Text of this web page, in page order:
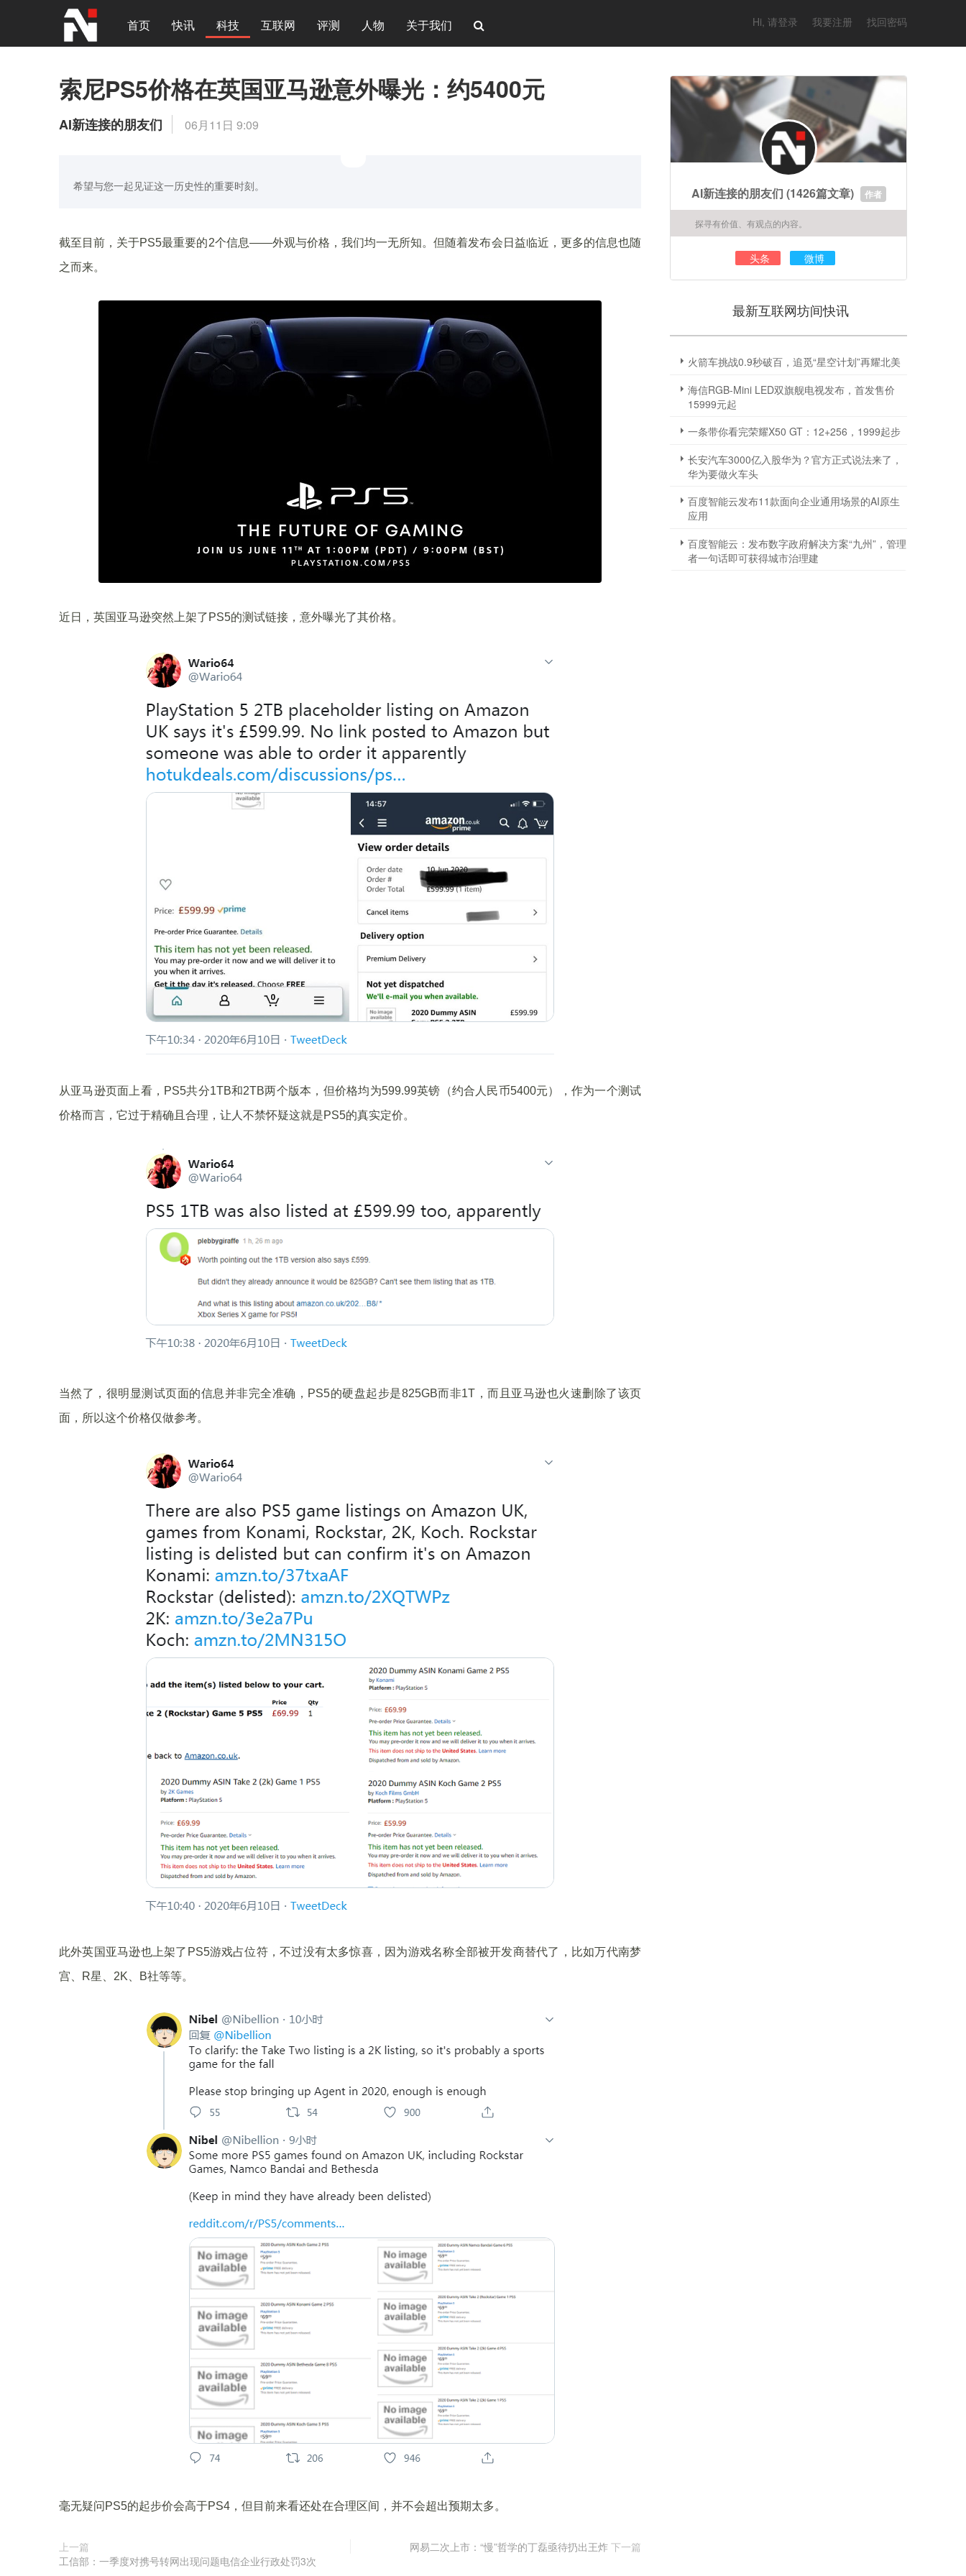
首页 快讯 科技 互联网 评测 人物 关于我们 Hi, 请登录 我要注册 找回密码
索尼PS5价格在英国亚马逊意外曝光：约5400元
AI新连接的朋友们 06月11日 9:09
希望与您一起见证这一历史性的重要时刻。
截至目前，关于PS5最重要的2个信息——外观与价格，我们均一无所知。但随着发布会日益临近，更多的信息也随
之而来。
近日，英国亚马逊突然上架了PS5的测试链接，意外曝光了其价格。
从亚马逊页面上看，PS5共分1TB和2TB两个版本，但价格均为599.99英镑（约合人民币5400元），作为一个测试
价格而言，它过于精确且合理，让人不禁怀疑这就是PS5的真实定价。
当然了，很明显测试页面的信息并非完全准确，PS5的硬盘起步是825GB而非1T，而且亚马逊也火速删除了该页
面，所以这个价格仅做参考。
此外英国亚马逊也上架了PS5游戏占位符，不过没有太多惊喜，因为游戏名称全部被开发商替代了，比如万代南梦
宫、R星、2K、B社等等。
毫无疑问PS5的起步价会高于PS4，但目前来看还处在合理区间，并不会超出预期太多。
上一篇
工信部：一季度对携号转网出现问题电信企业行政处罚3次
网易二次上市：“慢”哲学的丁磊亟待扔出王炸 下一篇
AI新连接的朋友们 (1426篇文章) 作者
探寻有价值、有观点的内容。
头条 微博
最新互联网坊间快讯
火箭车挑战0.9秒破百，追觅“星空计划”再耀北美
海信RGB-Mini LED双旗舰电视发布，首发售价
15999元起
一条带你看完荣耀X50 GT：12+256，1999起步
长安汽车3000亿入股华为？官方正式说法来了，
华为要做火车头
百度智能云发布11款面向企业通用场景的AI原生
应用
百度智能云：发布数字政府解决方案“九州”，管理
者一句话即可获得城市治理建